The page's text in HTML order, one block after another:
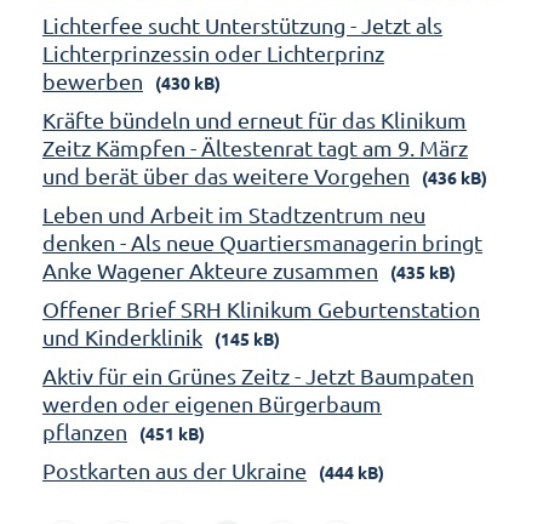
Lichterfee sucht Unterstützung - Jetzt als
Lichterprinzessin oder Lichterprinz
bewerben
(430 kB)
Kräfte bündeln und erneut für das Klinikum
Zeitz Kämpfen - Ältestenrat tagt am 9. März
und berät über das weitere Vorgehen
(436 kB)
Leben und Arbeit im Stadtzentrum neu
denken - Als neue Quartiersmanagerin bringt
Anke Wagener Akteure zusammen
(435 kB)
Offener Brief SRH Klinikum Geburtenstation
und Kinderklinik
(145 kB)
Aktiv für ein Grünes Zeitz - Jetzt Baumpaten
werden oder eigenen Bürgerbaum
pflanzen
(451 kB)
Postkarten aus der Ukraine (444 kB)